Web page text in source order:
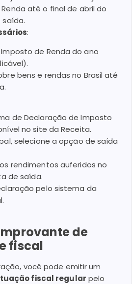
até o final de abril do
:
de Renda do ano
bens e rendas no Brasil até
de Declaração de Imposto
no site da Receita.
selecione a opção de saída
rendimentos auferidos no
de saída.
pelo sistema da
de
fiscal
você pode emitir um
fiscal regular pelo